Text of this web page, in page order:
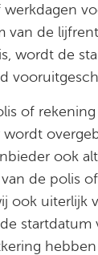
werkdagen
van de
wordt de
of
wordt
ook
de polis
ook uiterlijk
startdatum